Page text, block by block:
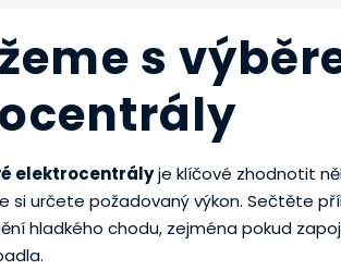
s
elektrocentrályje klíčové zhodnotit
si určete požadovaný výkon. Sečtěte
hladkého chodu, zejména pokud